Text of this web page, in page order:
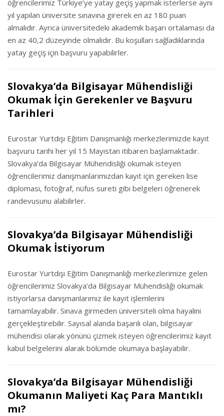
öğrencilerimiz Türkiye’ye yatay geçiş yapmak isterlerse aynı
yıl yapılan üniversite sınavına girerek en az 180 puan
almalıdır. Ayrıca üniversitedeki akademik başarı ortalaması da
en az 40,2 düzeyinde olmalıdır. Bu koşulları sağladıklarında
yatay geçiş için başvuru yapabilirler.
Slovakya’da Bilgisayar Mühendisliği
Okumak İçin Gerekenler ve Başvuru
Tarihleri
Eurostar Yurtdışı Eğitim Danışmanlığı merkezlerimizde kayıt
başvuru tarihi her yıl 15 Mayıstan itibaren başlamaktadır.
Slovakya’da Bilgisayar Mühendisliği okumak isteyen
öğrencilerimiz danışmanlarımızdan kayıt için gereken lise
diploması, fotoğraf, nüfus sureti gibi belgeleri öğrenerek
randevusunu alabilirler.
Slovakya’da Bilgisayar Mühendisliği
Okumak İstiyorum
Eurostar Yurtdışı Eğitim Danışmanlığı merkezlerimize gelen
öğrencilerimiz Slovakya’da Bilgisayar Mühendisliği okumak
istiyorlarsa danışmanlarımız ile kayıt işlemlerini
tamamlayabilir. Sınava girmeden üniversiteli olma hayalini
gerçekleştirebilir. Sayısal alanda başarılı olan, bilgisayar
mühendisi olarak yönünü çizmek isteyen öğrencilerimiz kayıt
kabul belgelerini alarak bölümde okumaya başlayabilir.
Slovakya’da Bilgisayar Mühendisliği
Okumanın Maliyeti Kaç Para Mantıklı
mı?